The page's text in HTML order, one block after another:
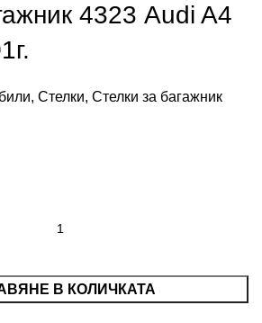
4323 Audi A4
, Стелки, Стелки за багажник
В КОЛИЧКАТА